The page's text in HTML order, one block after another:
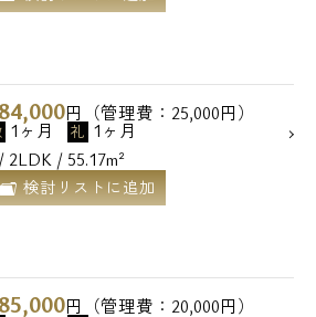
円（管理費：25,000円）
1ヶ月 礼 1ヶ月
2LDK / 55.17m²
検討リストに追加
円（管理費：20,000円）
わせ
18：00